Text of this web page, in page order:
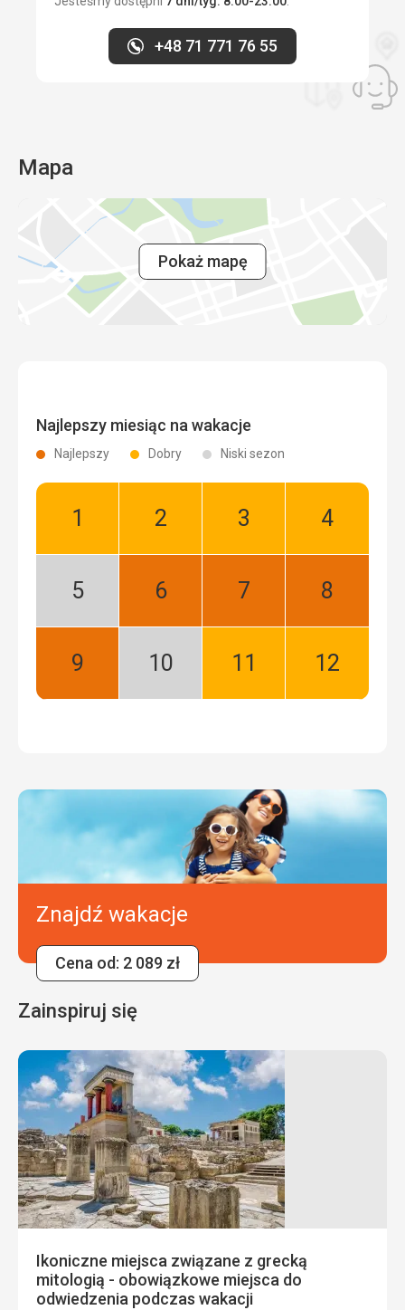
+48 71 771 76 55
Mapa
Pokaż mapę
Najlepszy miesiąc na wakacje
Najlepszy Dobry Niski sezon
Styczeń:
Luty:
Marzec:
Kwiecień:
Maj:
Czerwiec:
Lipiec:
Sierpień:
Wrzesień:
Październik:
Listopad:
Grudzień:
Znajdź wakacje
Cena od: 2 089 zł
Zainspiruj się
Ikoniczne miejsca związane z grecką
mitologią - obowiązkowe miejsca do
odwiedzenia podczas wakacji